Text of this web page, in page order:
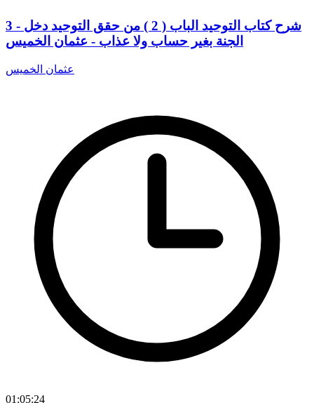
3 - شرح كتاب التوحيد الباب ( 2 ) من حقق التوحيد دخل
الجنة بغير حساب ولا عذاب - عثمان الخميس
عثمان الخميس
01:05:24